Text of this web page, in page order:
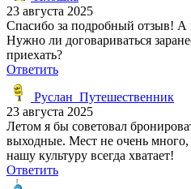
23 августа 2025
Спасибо за подробный отзыв! А
Нужно ли договариваться
приехать?
Ответить
Руслан_Путешественник
23 августа 2025
Летом я бы советовал
выходные. Мест не очень
нашу культуру всегда хватает!
Ответить